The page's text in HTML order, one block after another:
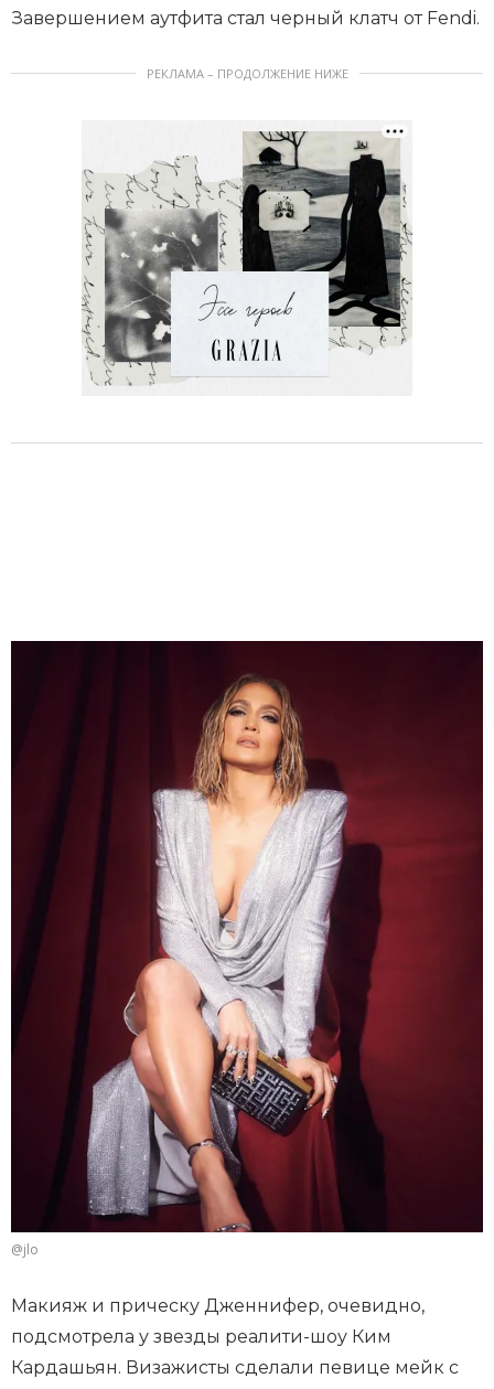
Завершением аутфита стал черный клатч от Fendi.
РЕКЛАМА – ПРОДОЛЖЕНИЕ НИЖЕ
@jlo
Макияж и прическу Дженнифер, очевидно,
подсмотрела у звезды реалити-шоу Ким
Кардашьян. Визажисты сделали певице мейк с